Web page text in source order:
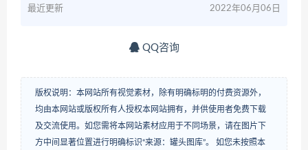
最近更新 2022年06月06日
QQ咨询
版权说明：本网站所有视觉素材，除有明确标明的付费资源外，
均由本网站或版权所有人授权本网站拥有，并供使用者免费下载
及交流使用。如您需将本网站素材应用于不同场景，请在图片下
方中间显著位置进行明确标识“来源：罐头图库”。 如您未按照本